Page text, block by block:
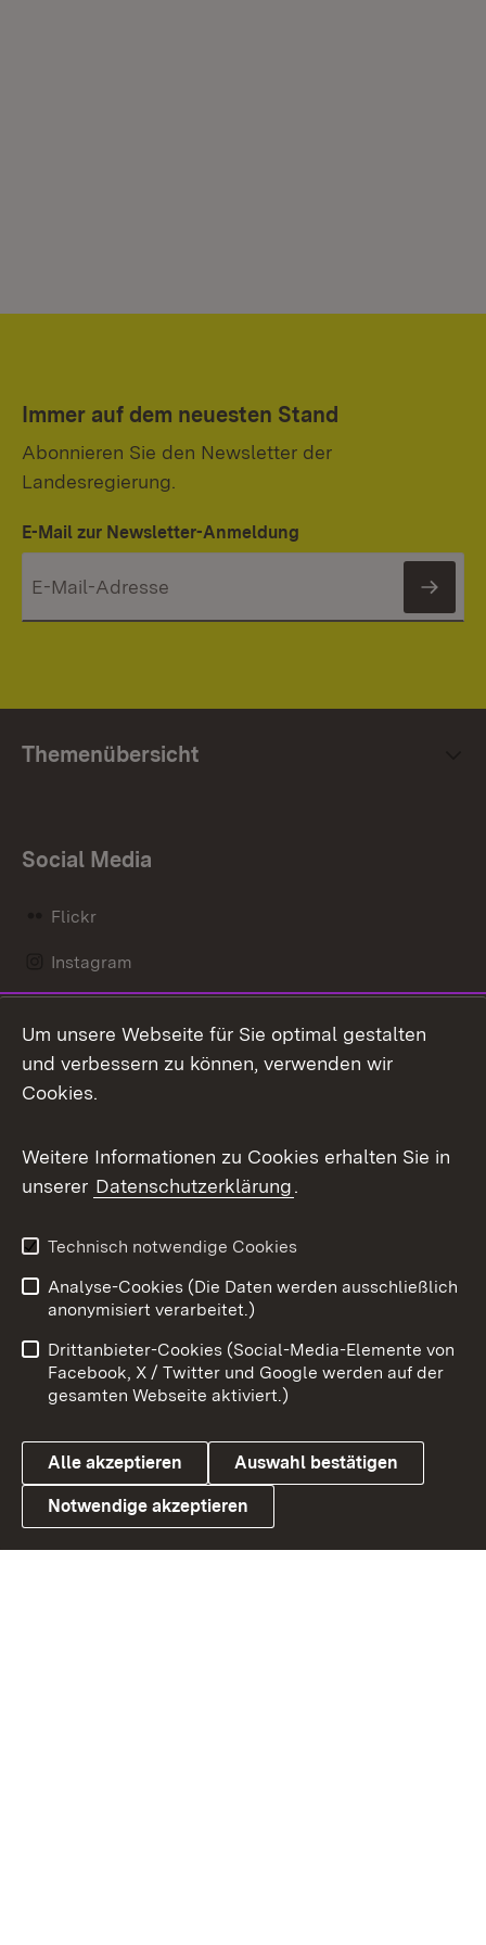
Immer auf dem neuesten Stand
Abonnieren Sie den Newsletter der
Landesregierung.
E-Mail zur Newsletter-Anmeldung
Themenübersicht
Social Media
Flickr
Instagram
Mastodon
Messenger
Social Wall
X / Twitter
Youtube
Link zum Landesportal
Benutzungshinweise
Barrierefreiheit
Datenschutz
Cookies
Um unsere Webseite für Sie optimal gestalten
und verbessern zu können, verwenden wir
Cookies.
Weitere Informationen zu Cookies erhalten Sie in
unserer Datenschutzerklärung.
Technisch notwendige Cookies
Analyse-Cookies (Die Daten werden ausschließlich
anonymisiert verarbeitet.)
Drittanbieter-Cookies (Social-Media-Elemente von
Facebook, X / Twitter und Google werden auf der
gesamten Webseite aktiviert.)
Alle akzeptieren Auswahl bestätigen
Notwendige akzeptieren